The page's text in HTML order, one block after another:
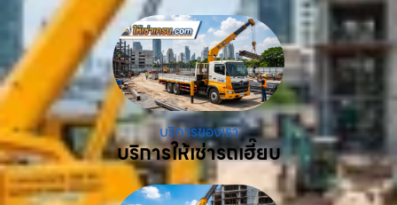
บริการของเรา
บริการให้เช่ารถเฮี๊ยบ